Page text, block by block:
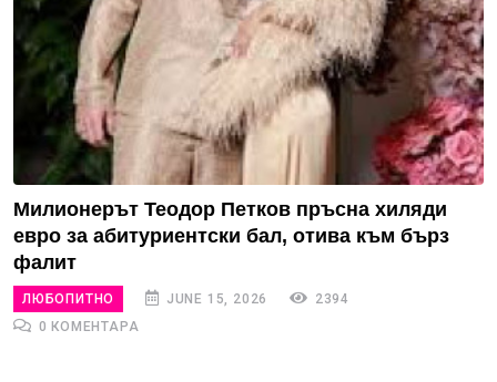
Милионерът Теодор Петков пръсна хиляди
евро за абитуриентски бал, отива към бърз
фалит
ЛЮБОПИТНО JUNE 15, 2026
2394
0 КОМЕНТАРА